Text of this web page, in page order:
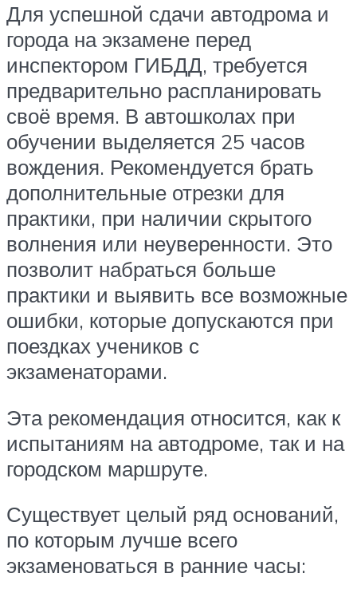
Для успешной сдачи автодрома и
города на экзамене перед
инспектором ГИБДД, требуется
предварительно распланировать
своё время. В автошколах при
обучении выделяется 25 часов
вождения. Рекомендуется брать
дополнительные отрезки для
практики, при наличии скрытого
волнения или неуверенности. Это
позволит набраться больше
практики и выявить все возможные
ошибки, которые допускаются при
поездках учеников с
экзаменаторами.
Эта рекомендация относится, как к
испытаниям на автодроме, так и на
городском маршруте.
Существует целый ряд оснований,
по которым лучше всего
экзаменоваться в ранние часы: